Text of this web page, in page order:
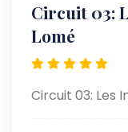
Circuit 03:
Lomé
Circuit 03: Les